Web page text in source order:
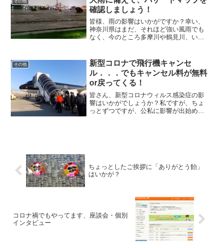
その他
確認しましょう！
皆様、雨の影響はいかがですか？幸い、
神奈川県はまだ、それほど強い風雨でも
なく、今のところ多摩川や鶴見川、いつ
すね。 熊本など九州地方では既に氾濫な
どの災害が発生していま...
その他
新型コロナで飛行機キャンセ
ル．．．でもキャンセル料が無料
or戻ってくる！
皆さん、新型コロナウィルス感染症の影
響はいかがでしょうか？私ですが、ちょ
っとずつですが、公私に影響が出始めて
ちょっとしたご挨拶に「ありがとう飴」
はいかが？
コロナ禍でもやってます、座談会・個別
インタビュー